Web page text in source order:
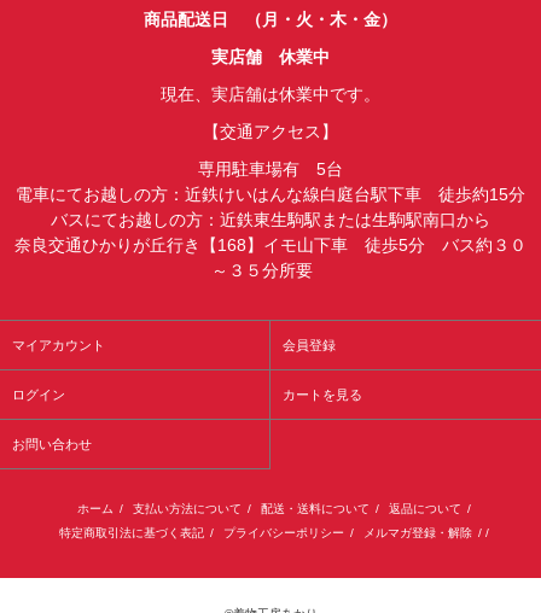
商品配送日 （月・火・木・金）
実店舗 休業中
現在、実店舗は休業中です。
【交通アクセス】
専用駐車場有 5台
電車にてお越しの方：近鉄けいはんな線白庭台駅下車 徒歩約15分
バスにてお越しの方：近鉄東生駒駅または生駒駅南口から
奈良交通ひかりが丘行き【168】イモ山下車 徒歩5分 バス約３０
～３５分所要
マイアカウント 会員登録
ログイン カートを見る
お問い合わせ
ホーム / 支払い方法について / 配送・送料について / 返品について /
特定商取引法に基づく表記 / プライバシーポリシー / メルマガ登録・解除 / /